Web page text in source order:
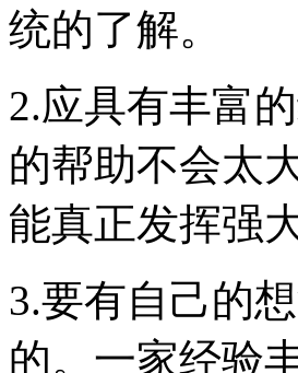
统的了解。
2.应具有丰富
的帮助不会太
能真正发挥强
3.要有自己的
的。一家经验